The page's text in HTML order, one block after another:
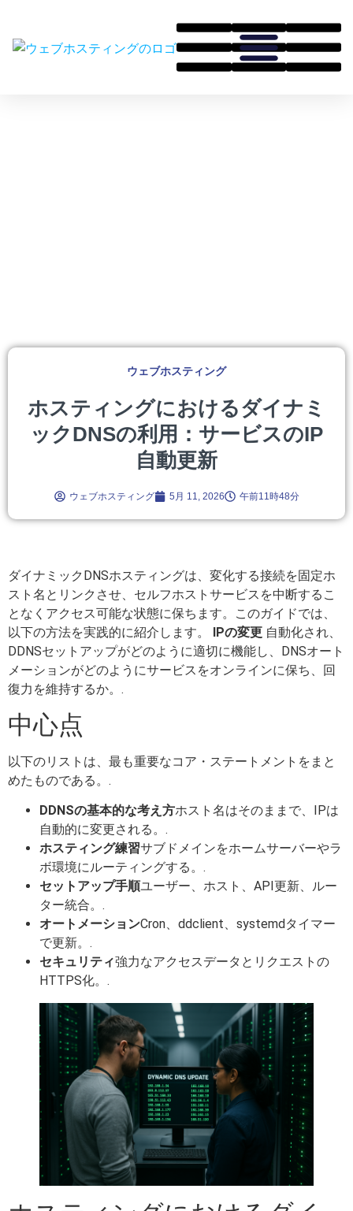
ウェブホスティング
ホスティングにおけるダイナミ
ックDNSの利用：サービスのIP
自動更新
ウェブホスティング 5月 11, 2026 午前11時48分
ダイナミックDNSホスティングは、変化する接続を固定ホ
スト名とリンクさせ、セルフホストサービスを中断するこ
となくアクセス可能な状態に保ちます。このガイドでは、
以下の方法を実践的に紹介します。 IPの変更 自動化され、
DDNSセットアップがどのように適切に機能し、DNSオート
メーションがどのようにサービスをオンラインに保ち、回
復力を維持するか。.
中心点
以下のリストは、最も重要なコア・ステートメントをまと
めたものである。.
DDNSの基本的な考え方ホスト名はそのままで、IPは
自動的に変更される。.
ホスティング練習サブドメインをホームサーバーやラ
ボ環境にルーティングする。.
セットアップ手順ユーザー、ホスト、API更新、ルー
ター統合。.
オートメーションCron、ddclient、systemdタイマー
で更新。.
セキュリティ強力なアクセスデータとリクエストの
HTTPS化。.